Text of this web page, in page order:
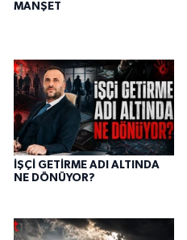
MANŞET
İŞÇİ GETİRME ADI ALTINDA
NE DÖNÜYOR?